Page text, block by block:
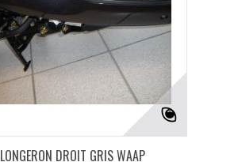
LONGERON DROIT GRIS WAAP